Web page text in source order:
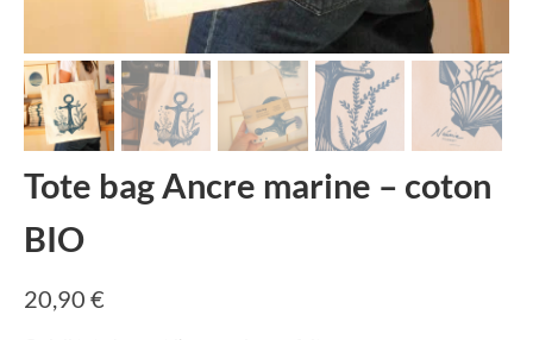
Tote bag Ancre marine – coton
BIO
20,90 €